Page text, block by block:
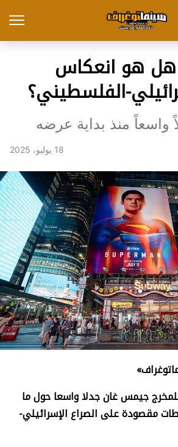
هل هو انعكاس
الفلسطيني؟
واسعاً منذ بداية عرضه
18 يوليو، 2025
للمخرج جيمس غان جدلا واسعا حول ما
مقصودة على الصراع الإسرائيلي-